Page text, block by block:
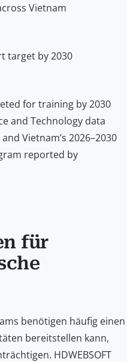
Vietnam
target by 2030
for training by 2030
and Technology data
and Vietnam’s 2026–2030
reported by
für
benötigen häufig einen
bereitstellen kann,
HDWEBSOFT